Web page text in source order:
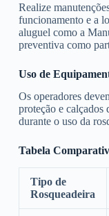
Realize
funcionamento e a
aluguel como a
preventiva como
Uso de
Os operadores
proteção e calçados
durante o uso da
Tabela
Tipo de
Rosqueadeira